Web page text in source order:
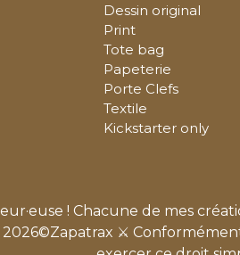
Dessin original
Print
Tote bag
Papeterie
Porte Clefs
Textile
Kickstarter only
! Chacune de mes
⚔️